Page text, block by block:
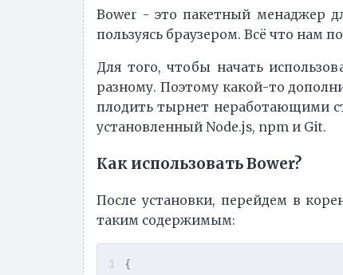
Bower - это пакетный менаджер
пользуясь браузером. Всё что нам
Для того, чтобы начать
разному. Поэтому какой-то
плодить тырнет неработающими
установленный Node.js, npm и Git.
Как использовать Bower?
После установки, перейдем в
таким содержимым:
{